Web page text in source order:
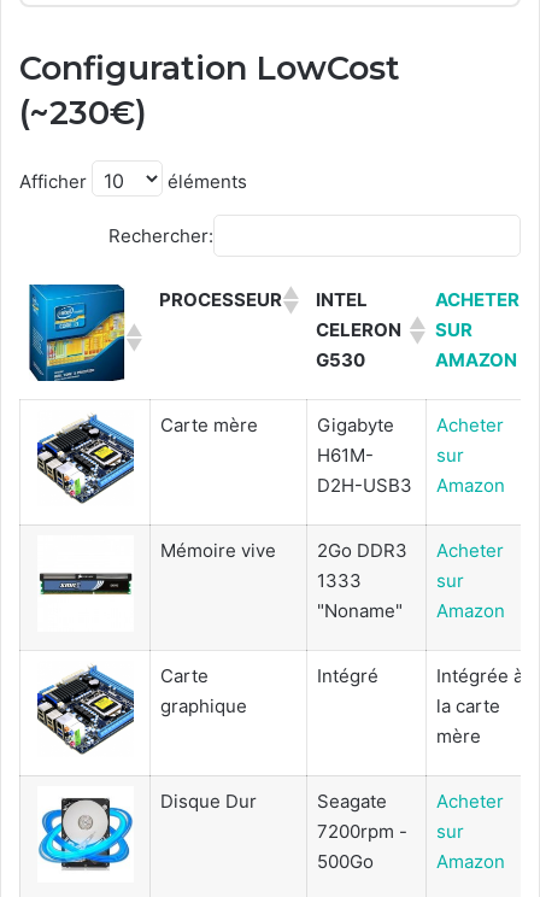
Configuration LowCost
(~230€)
Afficher éléments
Rechercher:
PROCESSEUR
INTEL
CELERON
G530
ACHETER
SUR
AMAZON
Carte mère
Gigabyte
H61M-
D2H-USB3
Acheter
sur
Amazon
Mémoire vive
2Go DDR3
1333
"Noname"
Acheter
sur
Amazon
Carte
graphique
Intégré
Intégrée à
la carte
mère
Disque Dur
Seagate
7200rpm -
500Go
Acheter
sur
Amazon